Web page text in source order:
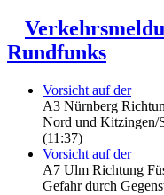
Rundfunks
Vorsicht auf der
A3 Nürnberg
Nord und Kitzingen/
(11:37)
Vorsicht auf der
A7 Ulm Richtung
Gefahr durch